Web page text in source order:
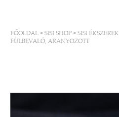
FŐOLDAL > SISI SHOP > SISI ÉKSZEREK
FÜLBEVALÓ, ARANYOZOTT